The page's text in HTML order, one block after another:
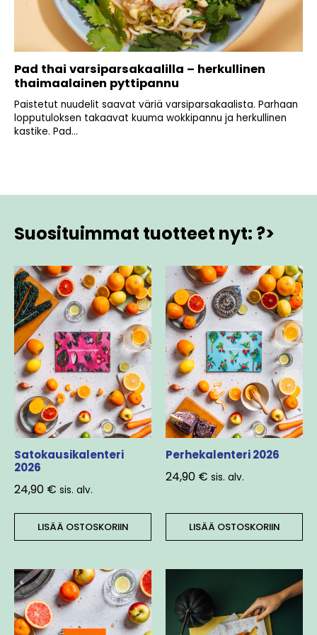
Pad thai varsiparsakaalilla – herkullinen
thaimaalainen pyttipannu
Paistetut nuudelit saavat väriä varsiparsakaalista. Parhaan
lopputuloksen takaavat kuuma wokkipannu ja herkullinen
kastike. Pad...
Suosituimmat tuotteet nyt: ?>
Satokausikalenteri
2026
24,90 € sis. alv.
LISÄÄ OSTOSKORIIN
Perhekalenteri 2026
24,90 € sis. alv.
LISÄÄ OSTOSKORIIN